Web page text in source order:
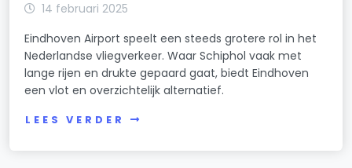
14 februari 2025
Eindhoven Airport speelt een steeds grotere rol in het
Nederlandse vliegverkeer. Waar Schiphol vaak met
lange rijen en drukte gepaard gaat, biedt Eindhoven
een vlot en overzichtelijk alternatief.
LEES VERDER